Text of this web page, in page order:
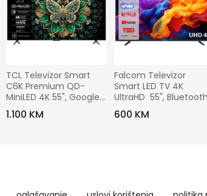
TCL Televizor Smart
C6K Premium QD-
MiniLED 4K 55", Google
TV - 55C6K
1.100 KM
Falcom Televizor
Smart LED TV 4K
UltraHD  55", Bluetooth
,WiFi - TV-55LTF024SM
WOS
600 KM